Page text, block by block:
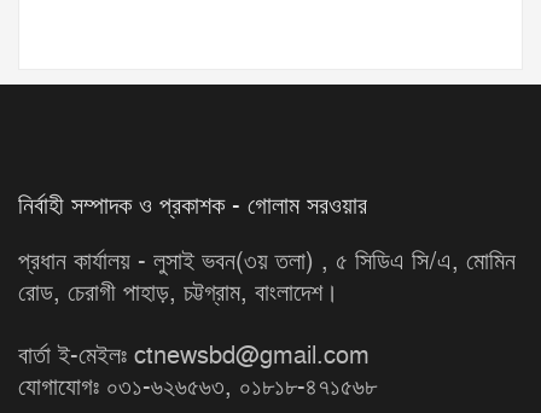
নির্বাহী সম্পাদক ও প্রকাশক - গোলাম সরওয়ার
প্রধান কার্যালয় - লুসাই ভবন(৩য় তলা) , ৫ সিডিএ সি/এ, মোমিন
রোড, চেরাগী পাহাড়, চট্টগ্রাম, বাংলাদেশ।
বার্তা ই-মেইলঃ ctnewsbd@gmail.com
যোগাযোগঃ ০৩১-৬২৬৫৬৩, ০১৮১৮-৪৭১৫৬৮